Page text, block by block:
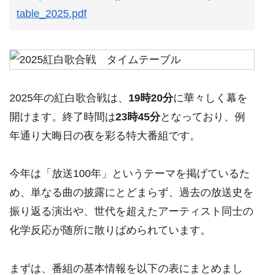
table_2025.pdf
2025年の紅白歌合戦は、 19時20分に華々しく幕を
開けます。終了時間は23時45分となっており、例
年通り大晦日の夜を彩る特大番組です。
今年は「放送100年」というテーマを掲げているた
め、単なる曲の披露にとどまらず、過去の放送史を
振り返る演出や、世代を超えたアーティスト同士の
化学反応が随所に散りばめられています。
まずは、番組の基本情報を以下の表にまとめまし